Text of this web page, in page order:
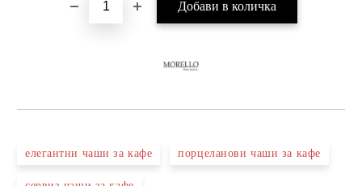
елегантни чаши за кафе порцеланови чаши за кафе